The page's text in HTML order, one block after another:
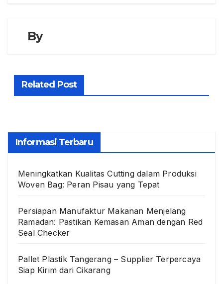
By
Related Post
Informasi Terbaru
Meningkatkan Kualitas Cutting dalam Produksi
Woven Bag: Peran Pisau yang Tepat
Persiapan Manufaktur Makanan Menjelang
Ramadan: Pastikan Kemasan Aman dengan Red
Seal Checker
Pallet Plastik Tangerang – Supplier Terpercaya
Siap Kirim dari Cikarang